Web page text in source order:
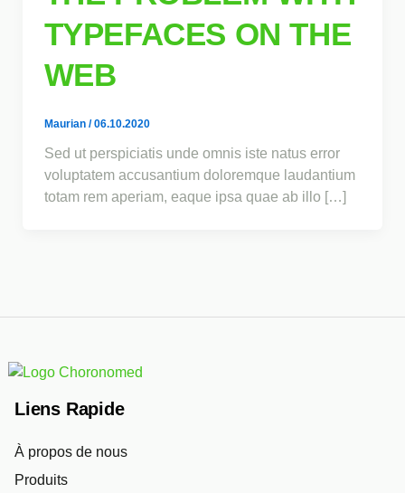
TYPEFACES ON THE
WEB
Maurian /06.10.2020
Sed ut perspiciatis unde omnis iste natus error
voluptatem accusantium doloremque laudantium
totam rem aperiam, eaque ipsa quae ab illo […]
Liens Rapide
À propos de nous
Produits